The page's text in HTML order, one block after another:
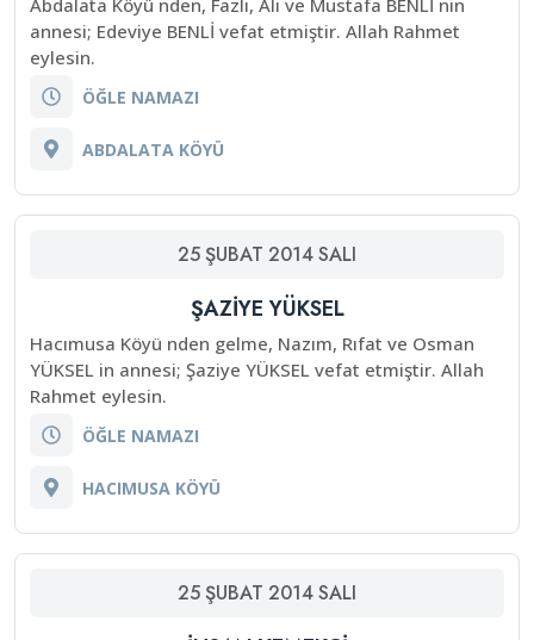
Abdalata Köyü nden, Fazlı, Ali ve Mustafa BENLİ nin
annesi; Edeviye BENLİ vefat etmiştir. Allah Rahmet
eylesin.
ÖĞLE NAMAZI
ABDALATA KÖYÜ
25ŞUBAT 2014SALI
ŞAZİYE YÜKSEL
Hacımusa Köyü nden gelme, Nazım, Rıfat ve Osman
YÜKSEL in annesi; Şaziye YÜKSEL vefat etmiştir. Allah
Rahmet eylesin.
ÖĞLE NAMAZI
HACIMUSA KÖYÜ
25ŞUBAT 2014SALI